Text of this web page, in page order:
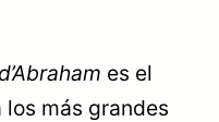
es el
más grandes